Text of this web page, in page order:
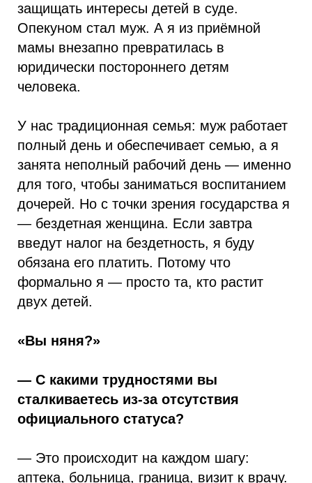
защищать интересы детей в суде.
Опекуном стал муж. А я из приёмной
мамы внезапно превратилась в
юридически постороннего детям
человека.
У нас традиционная семья: муж работает
полный день и обеспечивает семью, а я
занята неполный рабочий день — именно
для того, чтобы заниматься воспитанием
дочерей. Но с точки зрения государства я
— бездетная женщина. Если завтра
введут налог на бездетность, я буду
обязана его платить. Потому что
формально я — просто та, кто растит
двух детей.
«Вы няня?»
— С какими трудностями вы
сталкиваетесь из-за отсутствия
официального статуса?
— Это происходит на каждом шагу:
аптека, больница, граница, визит к врачу.